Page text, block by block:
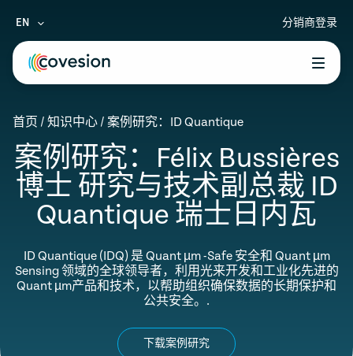
menu
menu
menu
menu
menu
EN 分销商登录
首页 / 知识中心 / 案例研究：ID Quantique
案例研究：Félix Bussières
博士 研究与技术副总裁 ID
Quantique 瑞士日内瓦
ID Quantique (IDQ) 是 Quant µm -Safe 安全和 Quant µm
Sensing 领域的全球领导者，利用光来开发和工业化先进的
Quant µm产品和技术，以帮助组织确保数据的长期保护和
公共安全。.
下载案例研究